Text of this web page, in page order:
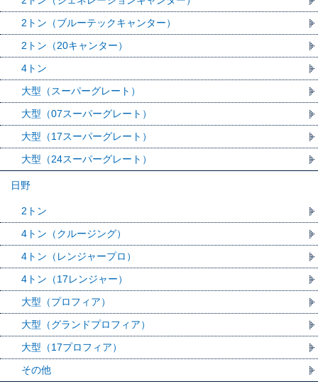
2トン（ブルーテックキャンター）
2トン（20キャンター）
4トン
大型（スーパーグレート）
大型（07スーパーグレート）
大型（17スーパーグレート）
大型（24スーパーグレート）
日野
2トン
4トン（クルージング）
4トン（レンジャープロ）
4トン（17レンジャー）
大型（プロフィア）
大型（グランドプロフィア）
大型（17プロフィア）
その他